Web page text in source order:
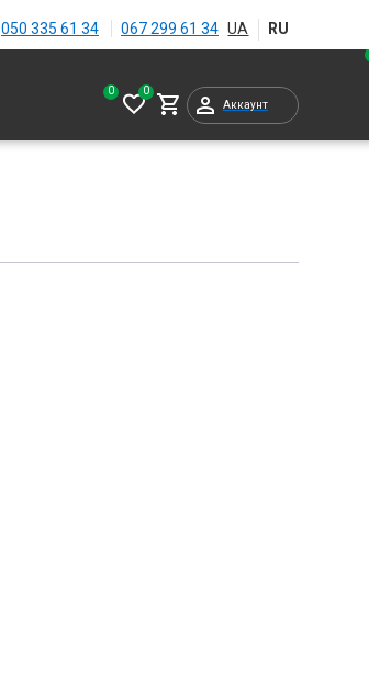
050 335 61 34 067 299 61 34
Аккаунт